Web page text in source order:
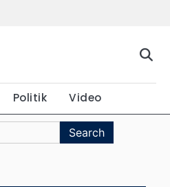
Politik Video